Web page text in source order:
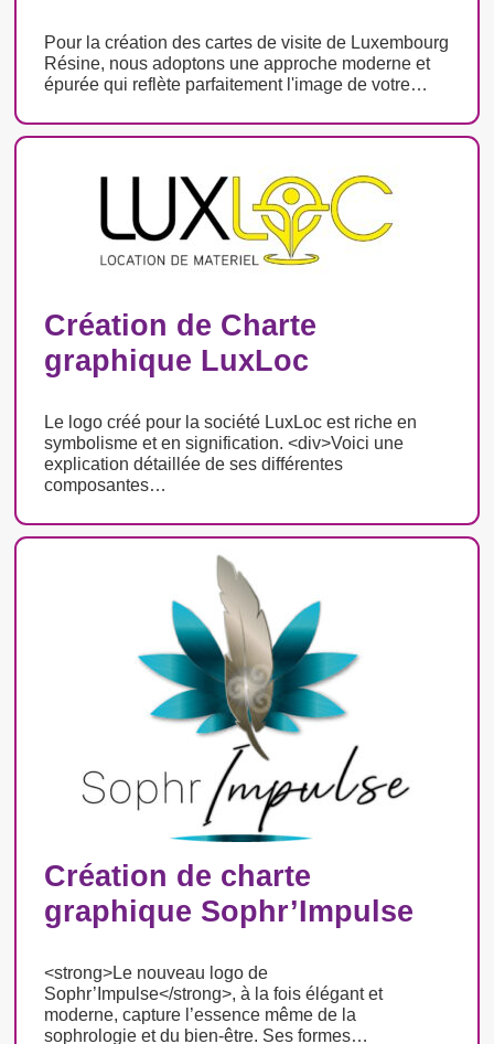
Pour la création des cartes de visite de Luxembourg
Résine, nous adoptons une approche moderne et
épurée qui reflète parfaitement l'image de votre…
Création de Charte
graphique LuxLoc
Le logo créé pour la société LuxLoc est riche en
symbolisme et en signification. <div>Voici une
explication détaillée de ses différentes
composantes…
Création de charte
graphique Sophr’Impulse
<strong>Le nouveau logo de
Sophr’Impulse</strong>, à la fois élégant et
moderne, capture l’essence même de la
sophrologie et du bien-être. Ses formes…